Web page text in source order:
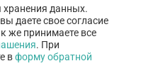
хранения данных.
даете свое согласие
же принимаете все
. При
вформу обратной